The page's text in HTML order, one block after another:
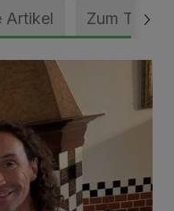
Artikel Zum Thema